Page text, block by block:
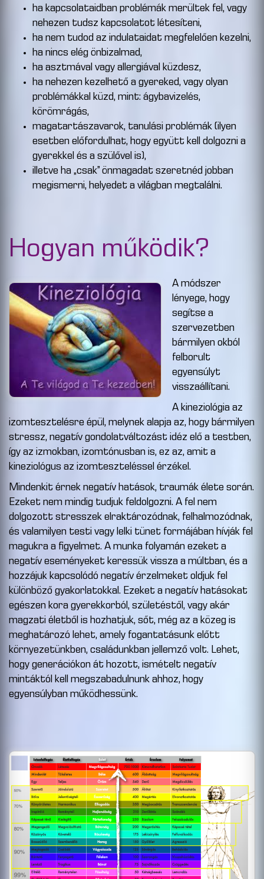
ha kapcsolataidban problémák merültek fel, vagy
nehezen tudsz kapcsolatot létesíteni,
ha nem tudod az indulataidat megfelelően kezelni,
ha nincs elég önbizalmad,
ha asztmával vagy allergiával küzdesz,
ha nehezen kezelhető a gyereked, vagy olyan
problémákkal küzd, mint: ágybavizelés,
körömrágás,
magatartászavarok, tanulási problémák (ilyen
esetben előfordulhat, hogy együtt kell dolgozni a
gyerekkel és a szülővel is),
illetve ha „csak” önmagadat szeretnéd jobban
megismerni, helyedet a világban megtalálni.
Hogyan működik?
A módszer
lényege, hogy
segítse a
szervezetben
bármilyen okból
felborult
egyensúlyt
visszaállítani.
A kineziológia az
izomtesztelésre épül, melynek alapja az, hogy bármilyen
stressz, negatív gondolatváltozást idéz elő a testben,
így az izmokban, izomtónusban is, ez az, amit a
kineziológus az izomteszteléssel érzékel.
Mindenkit érnek negatív hatások, traumák élete során.
Ezeket nem mindig tudjuk feldolgozni. A fel nem
dolgozott stresszek elraktározódnak, felhalmozódnak,
és valamilyen testi vagy lelki tünet formájában hívják fel
magukra a figyelmet. A munka folyamán ezeket a
negatív eseményeket keressük vissza a múltban, és a
hozzájuk kapcsolódó negatív érzelmeket oldjuk fel
különböző gyakorlatokkal. Ezeket a negatív hatásokat
egészen kora gyerekkorból, születéstől, vagy akár
magzati életből is hozhatjuk, sőt, még az a közeg is
meghatározó lehet, amely fogantatásunk előtt
környezetünkben, családunkban jellemző volt. Lehet,
hogy generációkon át hozott, ismételt negatív
mintáktól kell megszabadulnunk ahhoz, hogy
egyensúlyban működhessünk.